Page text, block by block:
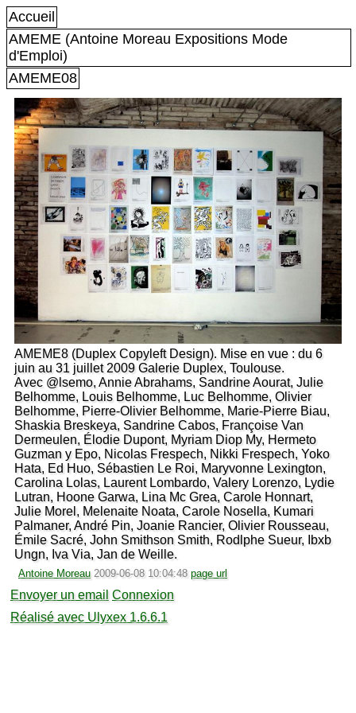
Accueil
AMEME (Antoine Moreau Expositions Mode
d'Emploi)
AMEME08
AMEME8 (Duplex Copyleft Design). Mise en vue : du 6
juin au 31 juillet 2009 Galerie Duplex, Toulouse.
Avec @lsemo, Annie Abrahams, Sandrine Aourat, Julie
Belhomme, Louis Belhomme, Luc Belhomme, Olivier
Belhomme, Pierre-Olivier Belhomme, Marie-Pierre Biau,
Shaskia Breskeya, Sandrine Cabos, Françoise Van
Dermeulen, Élodie Dupont, Myriam Diop My, Hermeto
Guzman y Epo, Nicolas Frespech, Nikki Frespech, Yoko
Hata, Ed Huo, Sébastien Le Roi, Maryvonne Lexington,
Carolina Lolas, Laurent Lombardo, Valery Lorenzo, Lydie
Lutran, Hoone Garwa, Lina Mc Grea, Carole Honnart,
Julie Morel, Melenaite Noata, Carole Nosella, Kumari
Palmaner, André Pin, Joanie Rancier, Olivier Rousseau,
Émile Sacré, John Smithson Smith, Rodlphe Sueur, Ibxb
Ungn, Iva Via, Jan de Weille.
Antoine Moreau 2009-06-08 10:04:48 page url
Envoyer un email Connexion
Réalisé avec Ulyxex 1.6.6.1